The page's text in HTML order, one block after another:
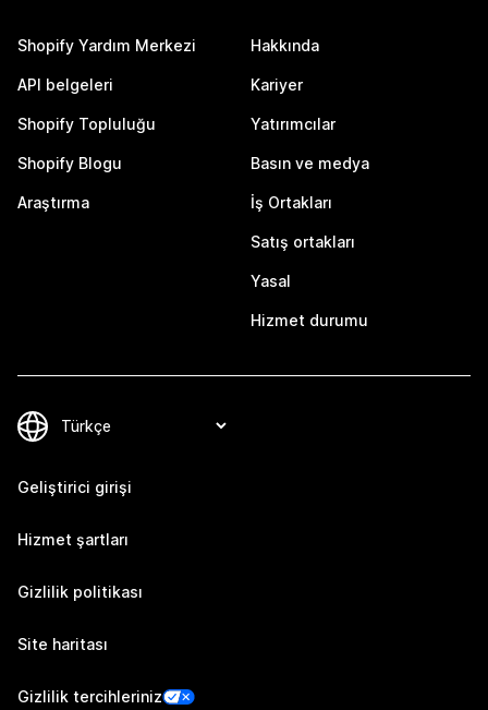
Shopify Yardım Merkezi
API belgeleri
Shopify Topluluğu
Shopify Blogu
Araştırma
Hakkında
Kariyer
Yatırımcılar
Basın ve medya
İş Ortakları
Satış ortakları
Yasal
Hizmet durumu
Geliştirici girişi
Hizmet şartları
Gizlilik politikası
Site haritası
Gizlilik tercihleriniz